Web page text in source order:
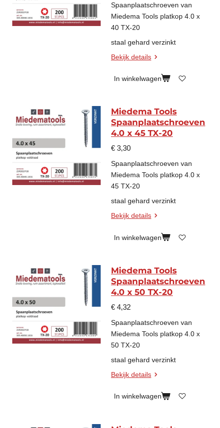
Spaanplaatschroeven van
Miedema Tools platkop 4.0 x
40 TX-20
staal gehard verzinkt
Bekijk details
In winkelwagen
Miedema Tools
Spaanplaatschroeven
4.0 x 45 TX-20
€ 3,30
Spaanplaatschroeven van
Miedema Tools platkop 4.0 x
45 TX-20
staal gehard verzinkt
Bekijk details
In winkelwagen
Miedema Tools
Spaanplaatschroeven
4.0 x 50 TX-20
€ 4,32
Spaanplaatschroeven van
Miedema Tools platkop 4.0 x
50 TX-20
staal gehard verzinkt
Bekijk details
In winkelwagen